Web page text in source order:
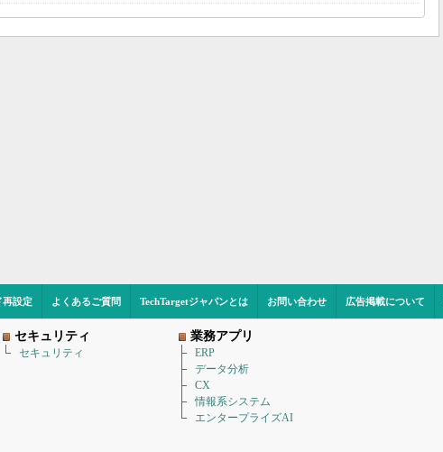
再設定 よくあるご質問 TechTargetジャパンとは お問い合わせ 広告掲載について
セキュリティ
セキュリティ
業務アプリ
ERP
データ分析
CX
情報系システム
エンタープライズAI